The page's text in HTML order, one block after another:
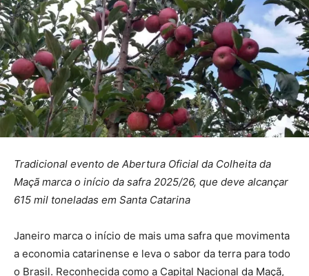
Tradicional evento de Abertura Oficial da Colheita da
Maçã marca o início da safra 2025/26, que deve alcançar
615 mil toneladas em Santa Catarina
Janeiro marca o início de mais uma safra que movimenta
a economia catarinense e leva o sabor da terra para todo
o Brasil. Reconhecida como a Capital Nacional da Maçã,